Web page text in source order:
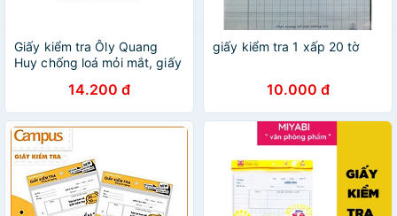
Giấy kiểm tra Ôly Quang
Huy chống loá mỏi mắt, giấy
sinh cấp 1, tiểu học
14.200 đ
giấy kiểm tra 1 xấp 20 tờ
10.000 đ